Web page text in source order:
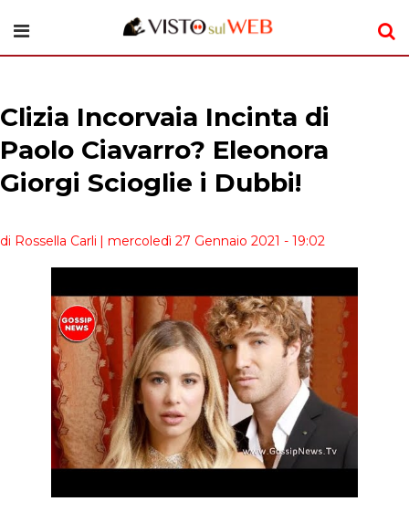
Clizia Incorvaia Incinta di
Paolo Ciavarro? Eleonora
Giorgi Scioglie i Dubbi!
di Rossella Carli | mercoledì 27 Gennaio 2021 - 19:02